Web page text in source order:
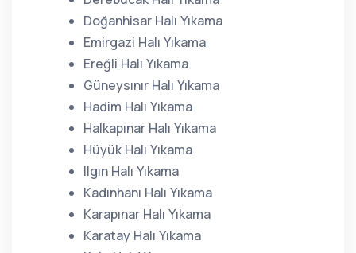
Doğanhisar Halı Yıkama
Emirgazi Halı Yıkama
Ereğli Halı Yıkama
Güneysınır Halı Yıkama
Hadim Halı Yıkama
Halkapınar Halı Yıkama
Hüyük Halı Yıkama
Ilgın Halı Yıkama
Kadınhanı Halı Yıkama
Karapınar Halı Yıkama
Karatay Halı Yıkama